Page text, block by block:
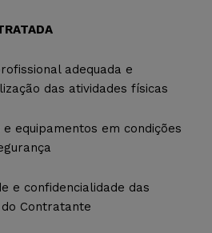
adequada e
das atividades físicas
equipamentos em condições
e confidencialidade das
Contratante